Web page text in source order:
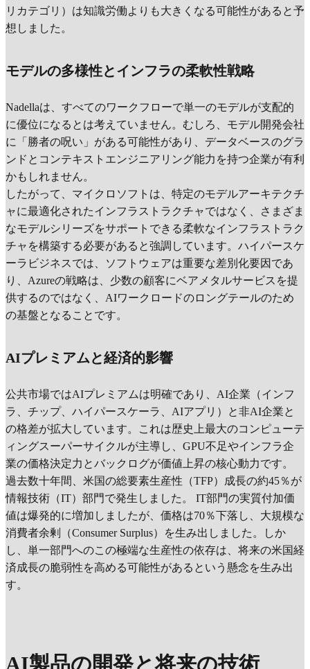
リカテゴリ）は知識労働よりも大きくなる可能性があると予
想しました。
モデルの多様性とインフラの柔軟性戦略
Nadellaは、すべてのワークフローで単一のモデルが支配的
に優位になるとは考えていません。むしろ、モデル開発会社
に「勝者の呪い」がある可能性があり、データベースのグラ
ンドとコンテキストエンジニアリング能力を持つ企業が有利
かもしれません。
したがって、マイクロソフトは、特定のモデルアーキテクチ
ャに最適化されたインフラストラクチャではなく、さまざま
なモデルシリーズをサポートできる柔軟なインフラストラク
チャを構築する必要があると強調しています。ハイパースケ
ーラビジネスでは、ソフトウェアは重要な差別化要因であ
り、Azureの戦略は、少数の顧客にベアメタルサービスを提
供するのではなく、AIワークロードのロングテールのため
の基盤となることです。
AIプレミアムと経済的影響
公共市場ではAIプレミアムは明確であり、AI企業（インフ
ラ、チップ、ハイパースケーラ、AIアプリ）と非AI企業と
の格差が拡大しています。これは歴史上最大のコンピューテ
ィングスーパーサイクルが主導し、GPU不足やインフラ企
業の価格決定力とバックログが価値上昇の核心動力です。
過去数十年間、米国の総要素生産性（TFP）成長の約45％が
情報技術（IT）部門で発生しました。 IT部門の実質付加価
値は爆発的に増加しましたが、価格は70％下落し、大規模な
消費者余剰（Consumer Surplus）を生み出しました。しか
し、単一部門へのこの極端な生産性の依存は、将来の米国経
済成長の脆弱性を高める可能性があるという懸念を生み出
す。
AI製品の開発と将来の技術